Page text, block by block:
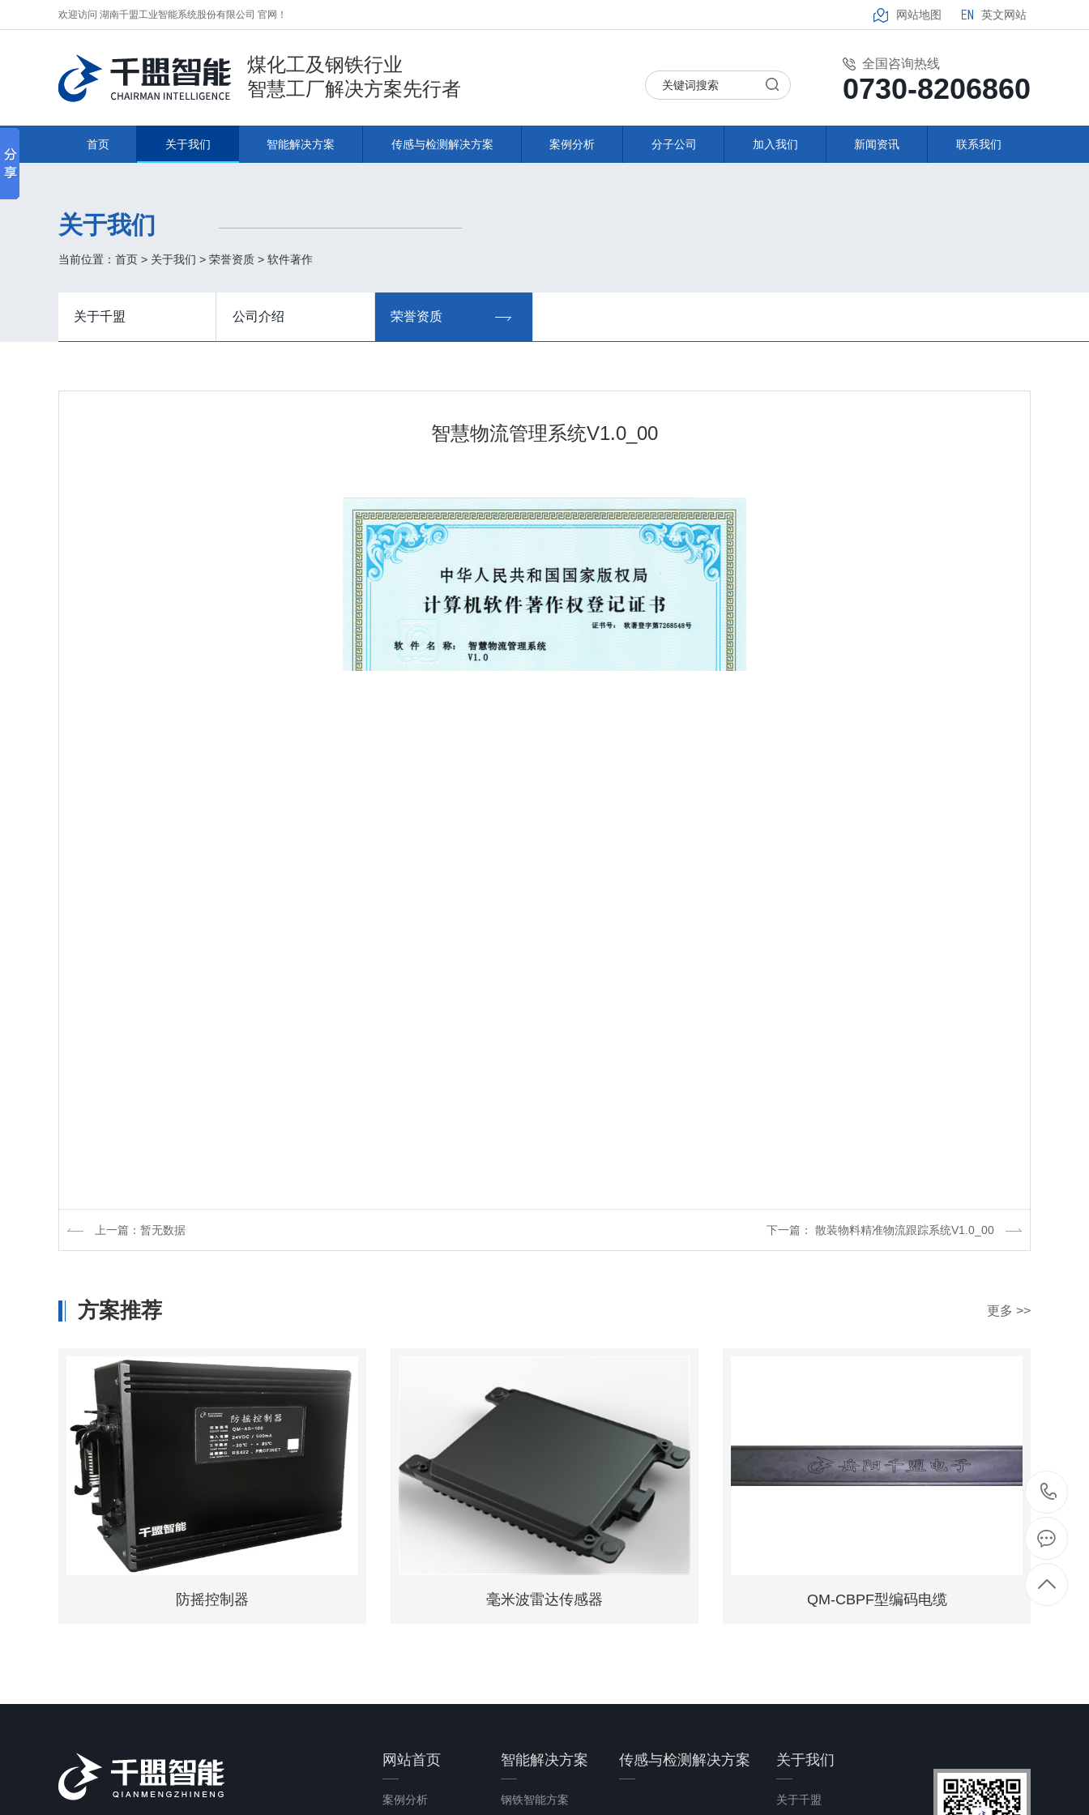
欢迎访问 湖南千盟工业智能系统股份有限公司 官网！ 网站地图 英文网站
煤化工及钢铁行业
智慧工厂解决方案先行者
全国咨询热线
0730-8206860
首页 关于我们 智能解决方案 传感与检测解决方案 案例分析 分子公司 加入我们 新闻资讯 联系我们
关于我们
当前位置： 首页 > 关于我们 > 荣誉资质 > 软件著作
关于千盟 公司介绍 荣誉资质
智慧物流管理系统V1.0_00
上一篇：暂无数据 下一篇： 散装物料精准物流跟踪系统V1.0_00
方案推荐 更多 >>
防摇控制器 毫米波雷达传感器
毫米波雷达传感器
QM-CBPF型编码电缆
QM-CBPF型编码电缆
详情 咨询
网站首页
案例分析
智能解决方案
钢铁智能方案
传感与检测解决方案 关于我们
关于千盟